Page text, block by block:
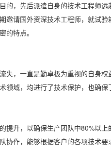
，先后派遣自身的技术工程师远
邀请国外资深技术工程师，就试验
的特点。
，一直是勤卓极为重视的自身权
域，均进行了技术保护，也确保
升，以确保生产团队中80%以上
协作，能够根据客户的各项技术